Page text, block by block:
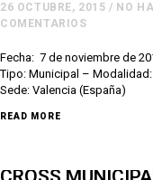
26 OCTUBRE, 2015 / NO
COMENTARIOS
Fecha: 7 de noviembre de
Tipo: Municipal –
Sede: Valencia (España)
READ MORE